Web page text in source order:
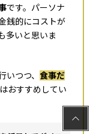
です。パーソナ
銭的にコストが
多いと思いま
つつ、 食事だ
おすすめしてい